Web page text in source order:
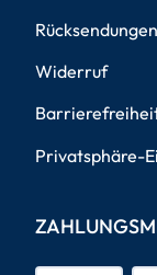
Rücksendungen
Widerruf
Privatsphäre-